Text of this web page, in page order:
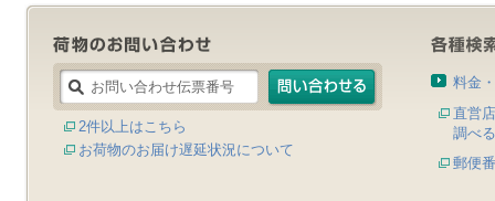
2件以上はこちら
お荷物のお届け遅延状況について
料金
直営
調べる
郵便